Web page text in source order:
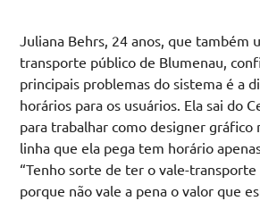
Juliana Behrs, 24 anos, que também
transporte público de Blumenau,
principais problemas do sistema é a
horários para os usuários. Ela sai do
para trabalhar como designer gráfico
linha que ela pega tem horário
“Tenho sorte de ter o vale-transporte
porque não vale a pena o valor que